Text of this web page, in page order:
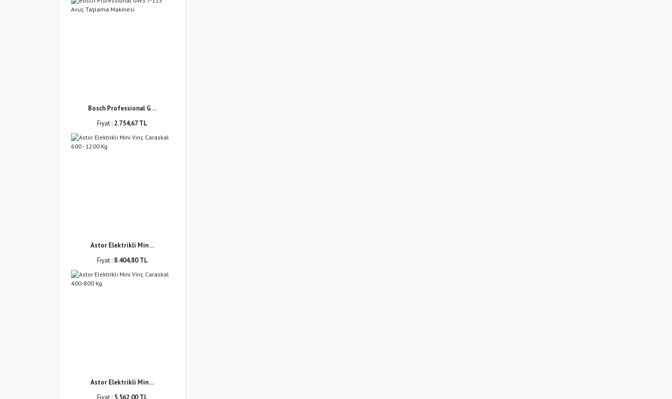
Bosch Professional G ...
Fiyat : 2.754,67 TL
Astor Elektrikli Min ...
Fiyat : 8.404,80 TL
Astor Elektrikli Min ...
Fiyat : 5.562,00 TL